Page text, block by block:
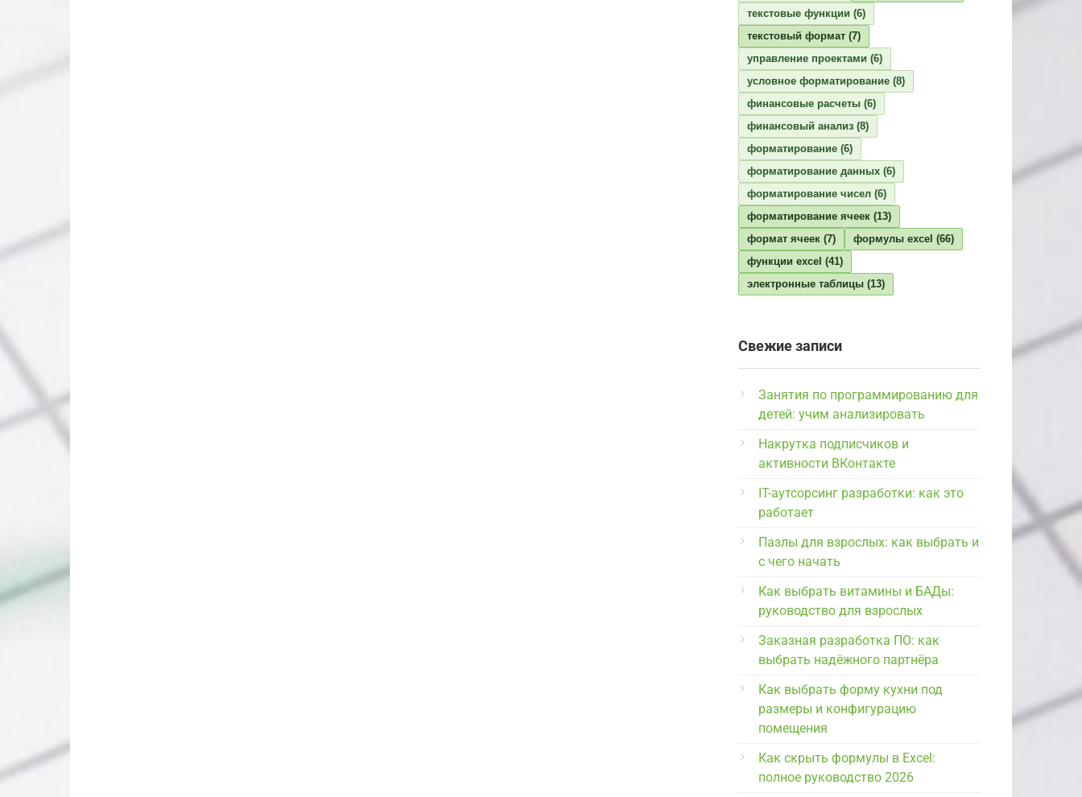
текстовые функции (6)
текстовый формат (7)
управление проектами (6)
условное форматирование (8)
финансовые расчеты (6)
финансовый анализ (8)
форматирование (6)
форматирование данных (6)
форматирование чисел (6)
форматирование ячеек (13)
формат ячеек (7) формулы excel (66)
функции excel (41)
электронные таблицы (13)
Свежие записи
Занятия по программированию для
детей: учим анализировать
Накрутка подписчиков и
активности ВКонтакте
IT-аутсорсинг разработки: как это
работает
Пазлы для взрослых: как выбрать и
с чего начать
Как выбрать витамины и БАДы:
руководство для взрослых
Заказная разработка ПО: как
выбрать надёжного партнёра
Как выбрать форму кухни под
размеры и конфигурацию
помещения
Как скрыть формулы в Excel:
полное руководство 2026